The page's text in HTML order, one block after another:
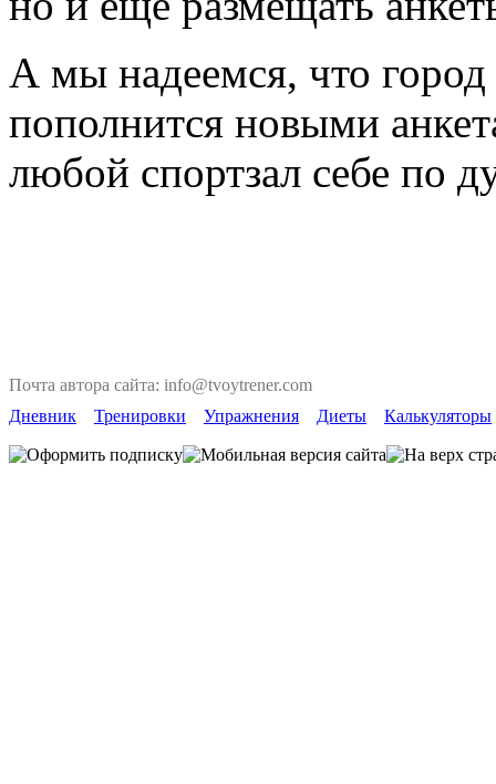
А мы надеемся, что
пополнится новыми
любой спортзал себе по
Почта автора сайта: info@tvoytrener.com
Дневник
Тренировки Упражнения Диеты Калькуляторы